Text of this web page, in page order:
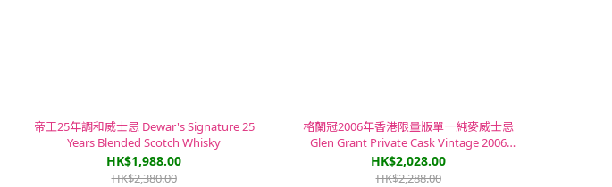
帝王25年調和威士忌 Dewar's Signature 25
Years Blended Scotch Whisky
HK$1,988.00
HK$2,380.00
格蘭冠2006年香港限量版單一純麥威士忌
Glen Grant Private Cask Vintage 2006
Hong Kong Limited Edition
HK$2,028.00
HK$2,288.00